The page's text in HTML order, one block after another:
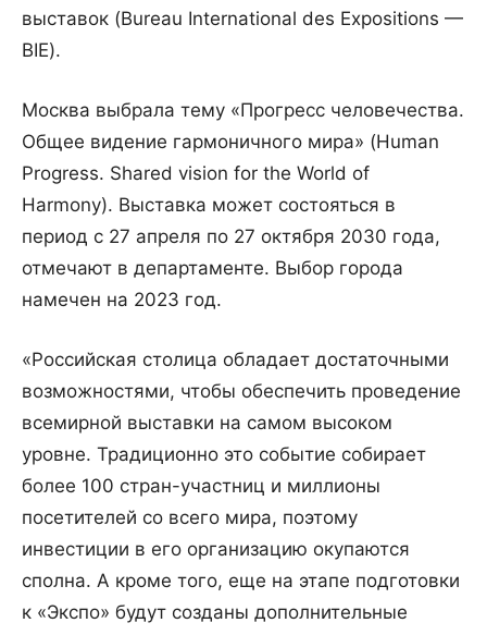
выставок (Bureau International des Expositions —
BIE).
Москва выбрала тему «Прогресс человечества.
Общее видение гармоничного мира» (Human
Progress. Shared vision for the World of
Harmony). Выставка может состояться в
период с 27 апреля по 27 октября 2030 года,
отмечают в департаменте. Выбор города
намечен на 2023 год.
«Российская столица обладает достаточными
возможностями, чтобы обеспечить проведение
всемирной выставки на самом высоком
уровне. Традиционно это событие собирает
более 100 стран-участниц и миллионы
посетителей со всего мира, поэтому
инвестиции в его организацию окупаются
сполна. А кроме того, еще на этапе подготовки
к «Экспо» будут созданы дополнительные